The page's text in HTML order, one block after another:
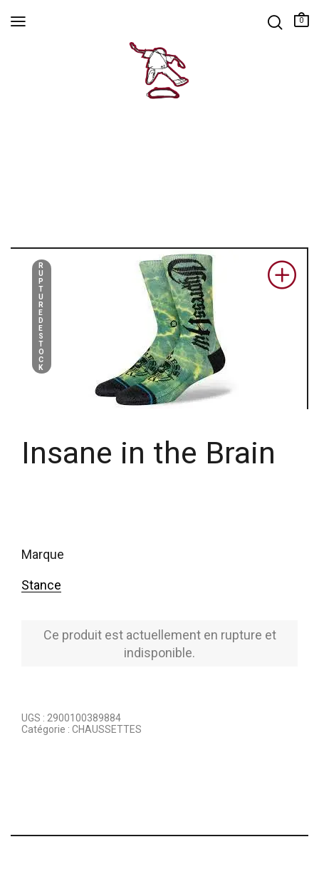
0
R
U
P
T
U
R
E
D
E
S
T
O
C
K
Insane in the Brain
marque
Stance
Ce produit est actuellement en rupture et
indisponible.
UGS : 2900100389884
Catégorie : CHAUSSETTES